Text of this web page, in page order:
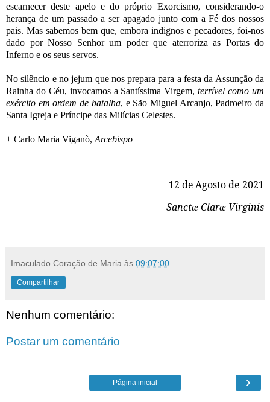
escarnecer deste apelo e do próprio Exorcismo, considerando-o
herança de um passado a ser apagado junto com a Fé dos nossos
pais. Mas sabemos bem que, embora indignos e pecadores, foi-nos
dado por Nosso Senhor um poder que aterroriza as Portas do
Inferno e os seus servos.
No silêncio e no jejum que nos prepara para a festa da Assunção da
Rainha do Céu, invocamos a Santíssima Virgem,terrível como um
exército em ordem de batalha, e São Miguel Arcanjo, Padroeiro da
Santa Igreja e Príncipe das Milícias Celestes.
+ Carlo Maria Viganò, Arcebispo
12 de Agostode 2021
Sanctæ Claræ Virginis
Imaculado Coração de Maria às 09:07:00
Compartilhar
Nenhum comentário:
Postar um comentário
›
Página inicial